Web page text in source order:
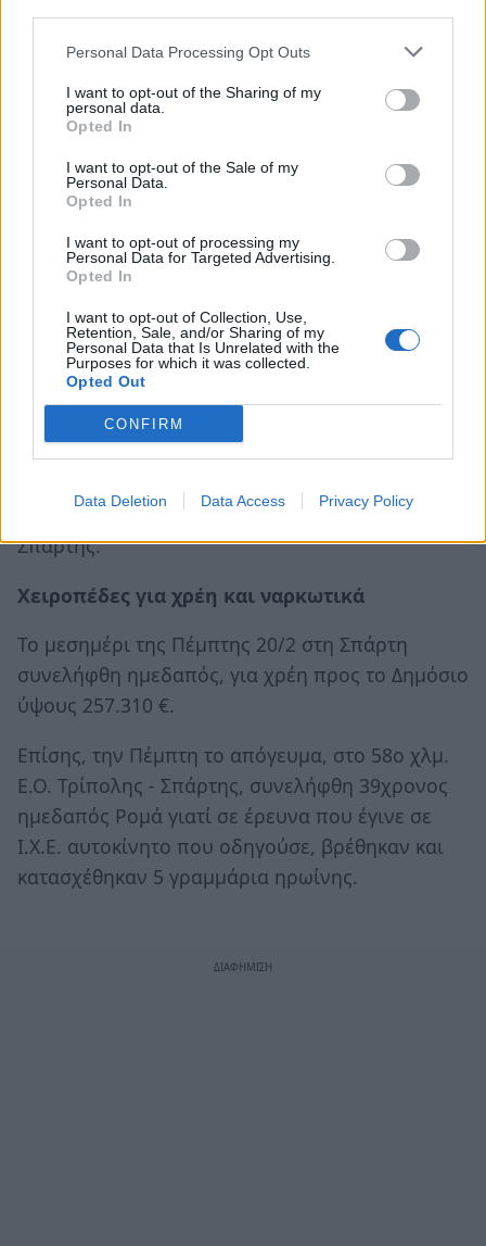
Personal Data Processing Opt Outs
I want to opt-out of the Sharing of my
personal data.
Opted In
I want to opt-out of the Sale of my
Personal Data.
Opted In
I want to opt-out of processing my
Personal Data for Targeted Advertising.
Opted In
I want to opt-out of Collection, Use,
Retention, Sale, and/or Sharing of my
Personal Data that Is Unrelated with the
Purposes for which it was collected.
Opted Out
CONFIRM
Data Deletion Data Access Privacy Policy
της Παρασκευής 21/2 στη Σπάρτη, από
αστυνομικούς της Αστυνομικής Διεύθυνσης
Λακωνίας, ένας 31χρονος ημεδαπός, γιατί
διέρρηξε κατάστημα-καφενείο ιδιοκτησίας
36χρονου ημεδαπού και αφού έθραυσε
υαλοπίνακα καταστήματος υγειονομικού
ενδιαφέροντος καφενείου, αφαίρεσε χρήματα.
Προανάκριση διενεργεί το Τμήμα Ασφαλείας
Σπάρτης.
Σύλληψη για μικροποσότητα κάνναβης
Το μεσημέρι της ίδιας ημέρας συνελήφθη στη
Σπάρτης από αστυνομικούς της ομάδας ΔΙ.ΑΣ
της Αστυνομικής Διεύθυνσης Λακωνίας, ένας
55χρονος ημεδαπός, γιατί κατείχε
Προανάκριση διενεργεί το Τμήμα Ασφαλείας
Σπάρτης.
Χειροπέδες για χρέη και ναρκωτικά
Το μεσημέρι της Πέμπτης 20/2 στη Σπάρτη
συνελήφθη ημεδαπός, για χρέη προς το Δημόσιο
ύψους 257.310 €.
Επίσης, την Πέμπτη το απόγευμα, στο 58ο χλμ.
Ε.Ο. Τρίπολης - Σπάρτης, συνελήφθη 39χρονος
ημεδαπός Ρομά γιατί σε έρευνα που έγινε σε
Ι.Χ.Ε. αυτοκίνητο που οδηγούσε, βρέθηκαν και
κατασχέθηκαν 5 γραμμάρια ηρωίνης.